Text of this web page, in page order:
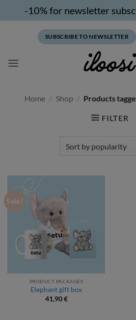
-10% for newsletter
SUBSCRIBE TO NEWSLETTER
Home / Shop / Products
FILTER
Sale!
PRODUCT PACKAGES
Elephant gift box
41,90€